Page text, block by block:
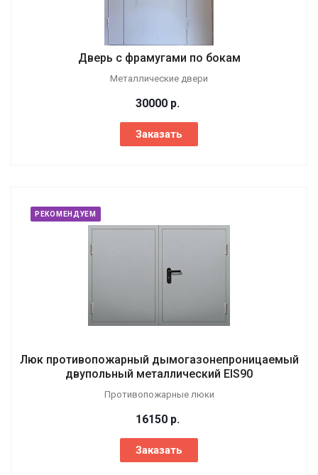
Дверь с фрамугами по бокам
Металлические двери
30000 р.
Заказать
РЕКОМЕНДУЕМ
Люк противопожарный дымогазонепроницаемый
двупольный металлический EIS90
Противопожарные люки
16150 р.
Заказать